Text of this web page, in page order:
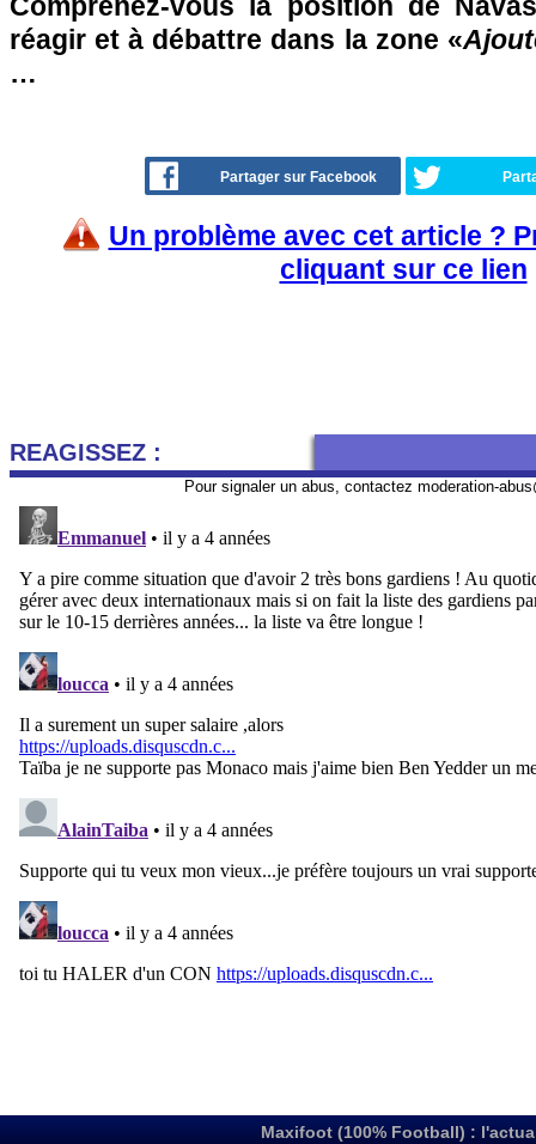
réagir et à débattre dans la zone «
…
Partager sur Facebook
Un problème avec cet article ?
cliquant sur ce lien
REAGISSEZ :
Pour signaler un abus, contactez moderation-
Maxifoot (100% Football) :